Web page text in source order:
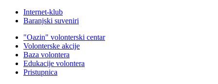
Internet-klub
Baranjski suveniri
"Oazin" volonterski centar
Volonterske akcije
Baza volontera
Edukacije volontera
Pristupnica